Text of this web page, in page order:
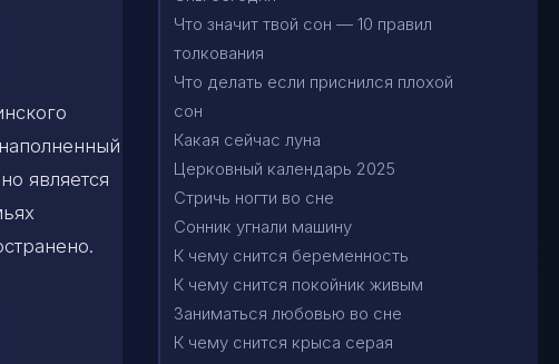
является
Что значит твой сон — 10 правил
толкования
Что делать если приснился плохой
сон
Какая сейчас луна
Церковный календарь 2025
Стричь ногти во сне
Сонник угнали машину
К чему снится беременность
К чему снится покойник живым
Заниматься любовью во сне
К чему снится крыса серая